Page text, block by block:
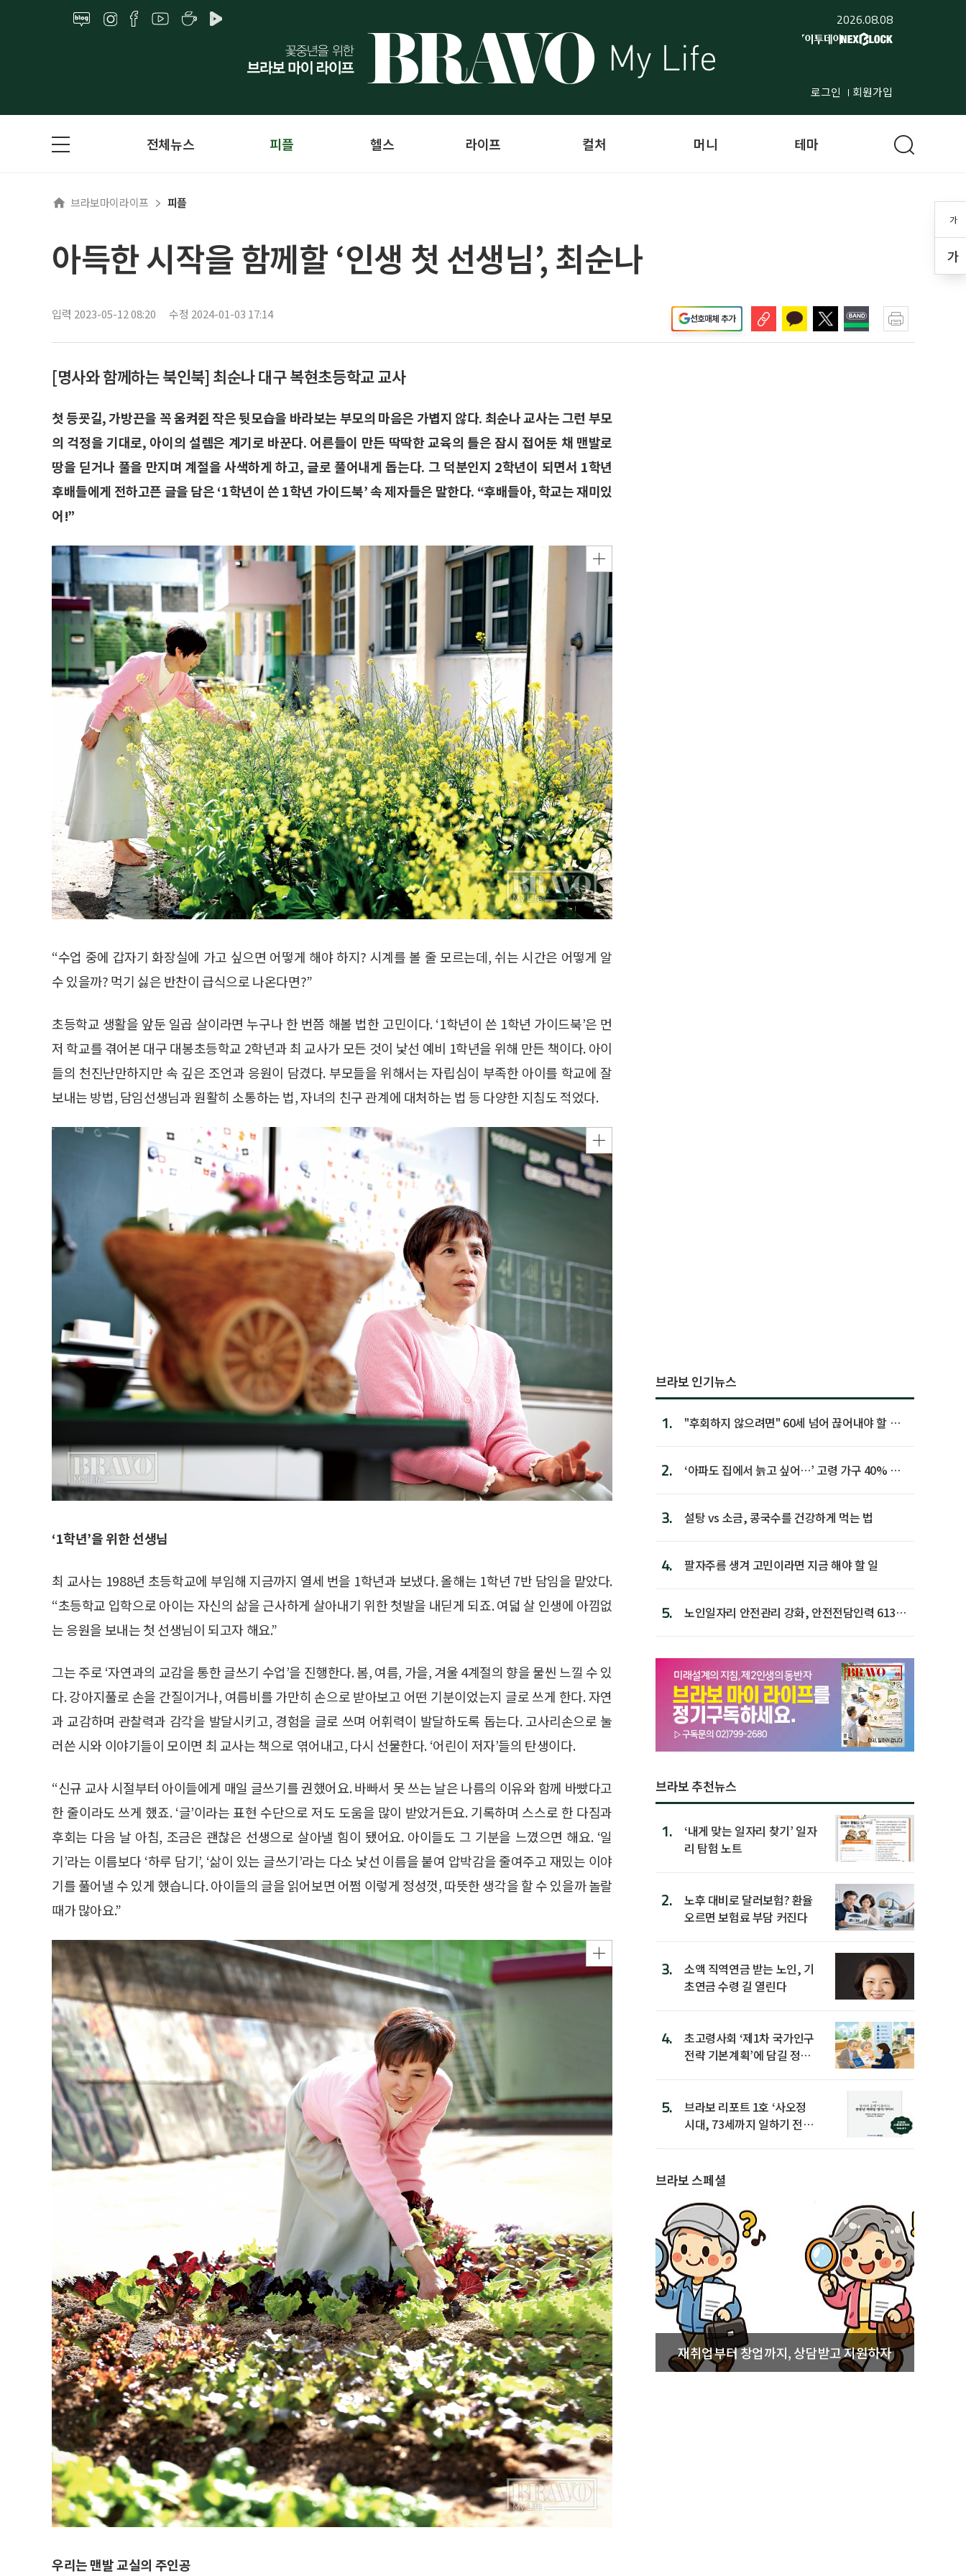
2026.08.08
로그인 회원가입
가
가
전체뉴스 피플 헬스 라이프 컬처 머니 테마
브라보마이라이프 피플
아득한 시작을 함께할 ‘인생 첫 선생님’, 최순나
입력 2023-05-12 08:20 수정 2024-01-03 17:14 선호매체 추가
[명사와 함께하는 북인북] 최순나 대구 복현초등학교 교사
첫 등굣길, 가방끈을 꼭 움켜쥔 작은 뒷모습을 바라보는 부모의 마음은 가볍지 않다. 최순나 교사는 그런 부모
의 걱정을 기대로, 아이의 설렘은 계기로 바꾼다. 어른들이 만든 딱딱한 교육의 틀은 잠시 접어둔 채 맨발로
땅을 딛거나 풀을 만지며 계절을 사색하게 하고, 글로 풀어내게 돕는다. 그 덕분인지 2학년이 되면서 1학년
후배들에게 전하고픈 글을 담은 ‘1학년이 쓴 1학년 가이드북’ 속 제자들은 말한다. “후배들아, 학교는 재미있
어!”
“수업 중에 갑자기 화장실에 가고 싶으면 어떻게 해야 하지? 시계를 볼 줄 모르는데, 쉬는 시간은 어떻게 알
수 있을까? 먹기 싫은 반찬이 급식으로 나온다면?”
초등학교 생활을 앞둔 일곱 살이라면 누구나 한 번쯤 해볼 법한 고민이다. ‘1학년이 쓴 1학년 가이드북’은 먼
저 학교를 겪어본 대구 대봉초등학교 2학년과 최 교사가 모든 것이 낯선 예비 1학년을 위해 만든 책이다. 아이
들의 천진난만하지만 속 깊은 조언과 응원이 담겼다. 부모들을 위해서는 자립심이 부족한 아이를 학교에 잘
보내는 방법, 담임선생님과 원활히 소통하는 법, 자녀의 친구 관계에 대처하는 법 등 다양한 지침도 적었다.
‘1학년’을 위한 선생님
최 교사는 1988년 초등학교에 부임해 지금까지 열세 번을 1학년과 보냈다. 올해는 1학년 7반 담임을 맡았다.
“초등학교 입학으로 아이는 자신의 삶을 근사하게 살아내기 위한 첫발을 내딛게 되죠. 여덟 살 인생에 아낌없
는 응원을 보내는 첫 선생님이 되고자 해요.”
그는 주로 ‘자연과의 교감을 통한 글쓰기 수업’을 진행한다. 봄, 여름, 가을, 겨울 4계절의 향을 물씬 느낄 수 있
다. 강아지풀로 손을 간질이거나, 여름비를 가만히 손으로 받아보고 어떤 기분이었는지 글로 쓰게 한다. 자연
과 교감하며 관찰력과 감각을 발달시키고, 경험을 글로 쓰며 어휘력이 발달하도록 돕는다. 고사리손으로 눌
러쓴 시와 이야기들이 모이면 최 교사는 책으로 엮어내고, 다시 선물한다. ‘어린이 저자’들의 탄생이다.
“신규 교사 시절부터 아이들에게 매일 글쓰기를 권했어요. 바빠서 못 쓰는 날은 나름의 이유와 함께 바빴다고
한 줄이라도 쓰게 했죠. ‘글’이라는 표현 수단으로 저도 도움을 많이 받았거든요. 기록하며 스스로 한 다짐과
후회는 다음 날 아침, 조금은 괜찮은 선생으로 살아낼 힘이 됐어요. 아이들도 그 기분을 느꼈으면 해요. ‘일
기’라는 이름보다 ‘하루 담기’, ‘삶이 있는 글쓰기’라는 다소 낯선 이름을 붙여 압박감을 줄여주고 재밌는 이야
기를 풀어낼 수 있게 했습니다. 아이들의 글을 읽어보면 어쩜 이렇게 정성껏, 따뜻한 생각을 할 수 있을까 놀랄
때가 많아요.”
우리는 맨발 교실의 주인공
브라보 인기뉴스
1.
"후회하지 않으려면" 60세 넘어 끊어내야 할 사
2.
‘아파도 집에서 늙고 싶어…’ 고령 가구 40% 노
3. 설탕 vs 소금, 콩국수를 건강하게 먹는 법
4. 팔자주름 생겨 고민이라면 지금 해야 할 일
5.
노인일자리 안전관리 강화, 안전전담인력 613명
브라보 추천뉴스
1.
‘내게 맞는 일자리 찾기’ 일자
리 탐험 노트
2.
노후 대비로 달러보험? 환율
오르면 보험료 부담 커진다
3.
소액 직역연금 받는 노인, 기
초연금 수령 길 열린다
4.
초고령사회 ‘제1차 국가인구
전략 기본계획’에 담길 정책
5.
브라보 리포트 1호 ‘사오정
시대, 73세까지 일하기 전략’
브라보 스페셜
재취업부터 창업까지, 상담받고 지원하자